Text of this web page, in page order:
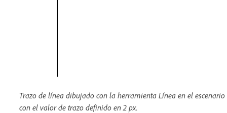
Trazo de línea dibujado con la herramienta Línea en el escenario
con el valor de trazo definido en 2 px.